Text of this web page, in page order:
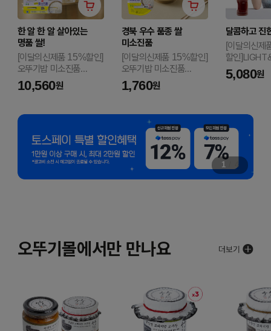
한 알 한 알 살아있는
명품 쌀!
[이달의신제품 15%할인]
오뚜기밥 미소진품
(210GX6)
10,560원
경북 우수 품종 쌀
미소진품
[이달의신제품 15%할인]
오뚜기밥 미소진품
210G
1,760원
달콤하고 진
[이달의신제
할인
양념치킨소
5,080원
1 4
오뚜기몰에서만 만나요